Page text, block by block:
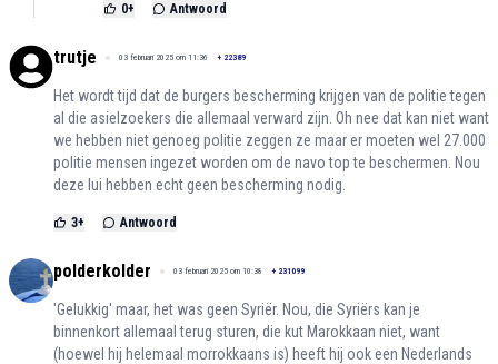
0+ Antwoord
trutje 03 februari 2025 om 11:36 + 22389
Het wordt tijd dat de burgers bescherming krijgen van de politie tegen
al die asielzoekers die allemaal verward zijn. Oh nee dat kan niet want
we hebben niet genoeg politie zeggen ze maar er moeten wel 27.000
politie mensen ingezet worden om de navo top te beschermen. Nou
deze lui hebben echt geen bescherming nodig.
3+ Antwoord
polderkolder 03 februari 2025 om 10:38 + 231099
'Gelukkig' maar, het was geen Syriër. Nou, die Syriërs kan je
binnenkort allemaal terug sturen, die kut Marokkaan niet, want
(hoewel hij helemaal morrokkaans is) heeft hij ook een Nederlands